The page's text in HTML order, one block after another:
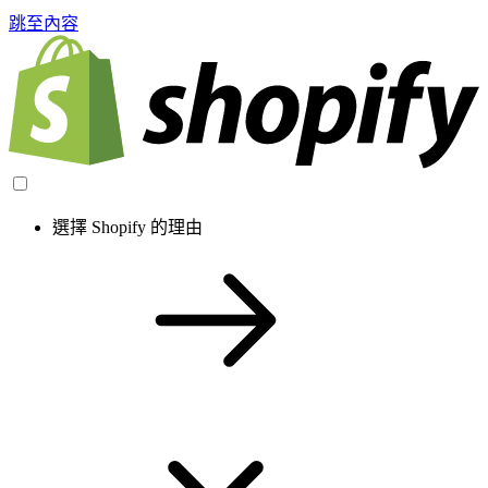
跳至內容
選擇 Shopify 的理由